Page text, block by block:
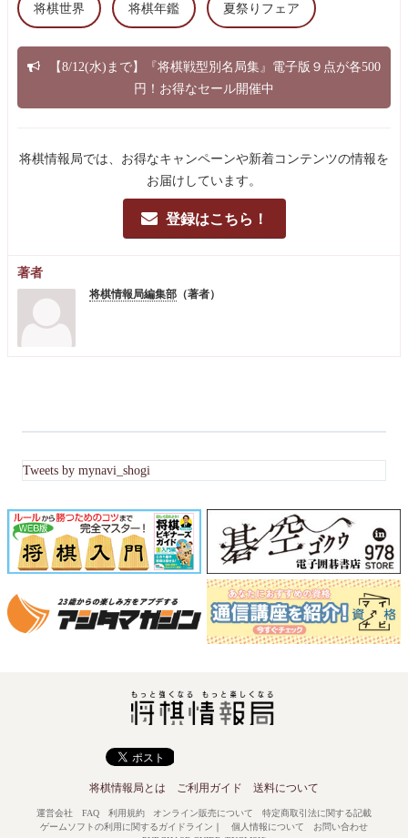
将棋世界 将棋年鑑 夏祭りフェア
【8/12(水)まで】『将棋戦型別名局集』電子版９点が各500
円！お得なセール開催中
将棋情報局では、お得なキャンペーンや新着コンテンツの情報を
お届けしています。
登録はこちら！
著者
将棋情報局編集部 （著者）
Tweets by mynavi_shogi
将棋情報局とは ご利用ガイド 送料について
運営会社 FAQ 利用規約 オンライン販売について
特定商取引法に関する記載
ゲームソフトの利用に関するガイドライン ｜ 個人情報について
お問い合わせ